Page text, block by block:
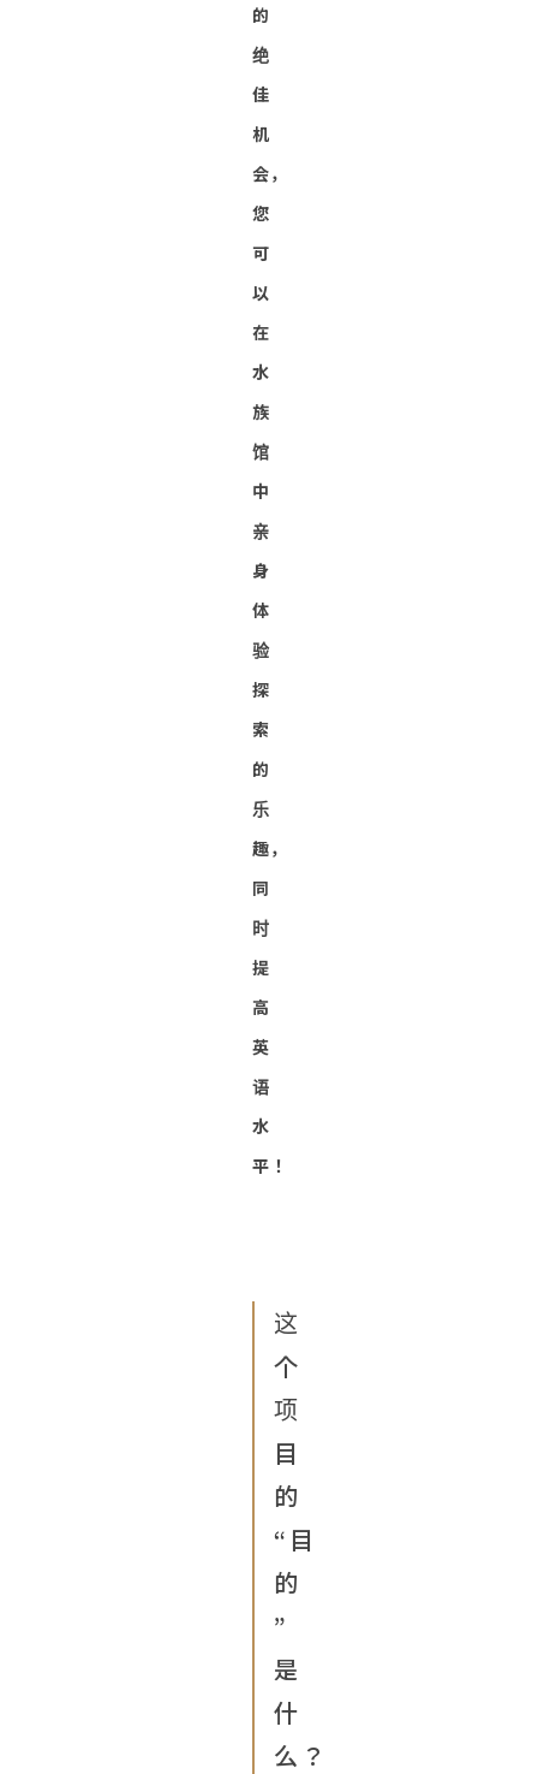
的
绝
佳
机
会，
您
可
以
在
水
族
馆
中
亲
身
体
验
探
索
的
乐
趣，
同
时
提
高
英
语
水
平！
这
个
项
目
的
“目
的
”
是
什
么？